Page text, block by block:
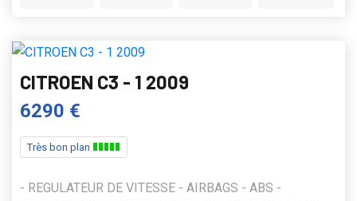
CITROEN C3 - 1 2009
6290 €
Très bon plan
- REGULATEUR DE VITESSE - AIRBAGS - ABS -